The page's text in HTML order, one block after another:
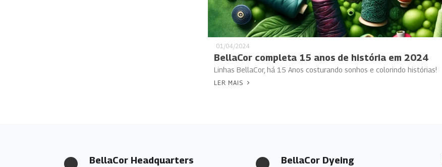
01/04/2024
BellaCor completa 15 anos de história em 2024
Linhas BellaCor, há 15 Anos costurando sonhos e colorindo histórias!
LER MAIS
BellaCor Headquarters BellaCor Dyeing